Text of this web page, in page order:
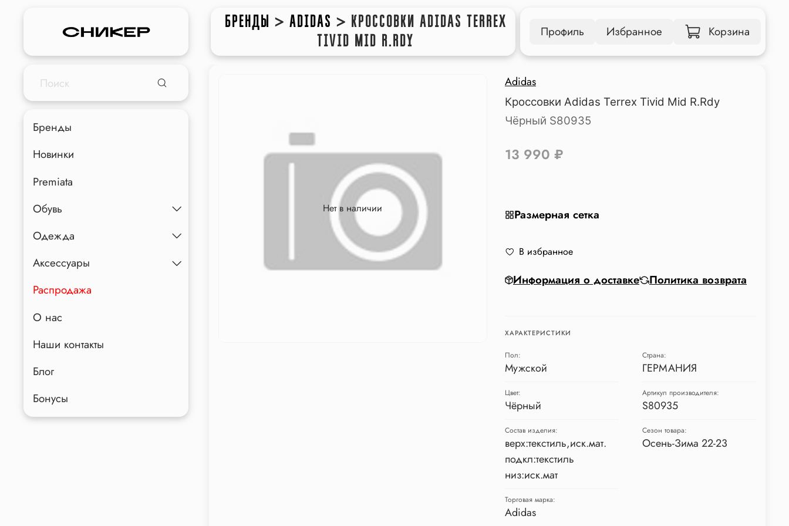
БРЕНДЫ > ADIDAS > КРОССОВКИ ADIDAS TERREX
TIVID MID R.RDY
Профиль Избранное Корзина
Нет в наличии
Adidas
Кроссовки Adidas Terrex Tivid Mid R.Rdy
Чёрный S80935
Размерная сетка
13 990 ₽
В избранное
Информация о доставке Политика возврата
ХАРАКТЕРИСТИКИ
Пол:
Мужской
Страна:
ГЕРМАНИЯ
Цвет:
Чёрный
Артикул производителя:
S80935
Состав изделия:
верх:текстиль,иск.мат.
подкл:текстиль
низ:иск.мат
Сезон товара:
Осень-Зима 22-23
Торговая марка:
Adidas
Бренды
Новинки
Premiata
Обувь
Одежда
Аксессуары
Распродажа
О нас
Наши контакты
Блог
Бонусы